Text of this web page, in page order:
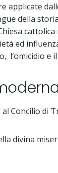
applicate
della
ed
l’omicidio e
al Concilio di
divina